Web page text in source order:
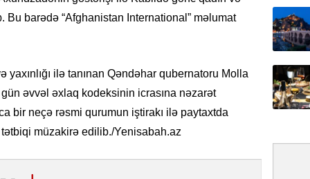
Bu barədə “Afghanistan International” məlumat
ilə tanınan Qəndəhar qubernatoru Molla
əvvəl əxlaq kodeksinin icrasına nəzarət
bir neçə rəsmi qurumun iştirakı ilə paytaxtda
müzakirə edilib./Yenisabah.az
Ana